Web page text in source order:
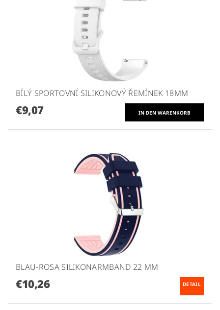
BÍLÝ SPORTOVNÍ SILIKONOVÝ ŘEMÍNEK 18MM
€9,07
BLAU-ROSA SILIKONARMBAND 22 MM
€10,26 DETAIL